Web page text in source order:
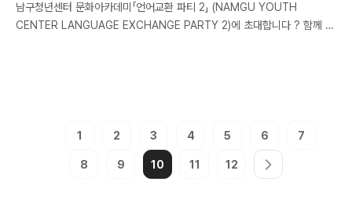
남구청년센터 문화아카데미「언어교환 파티 2」 (NAMGU YOUTH
CENTER LANGUAGE EXCHANGE PARTY 2)에 초대합니다 ? 함께 노
지하고 싶으신 분 ▪️친목을 쌓고 싶으신 분 특별한 룰이 없는 친목 도모 파티
?대구시 남구 봉덕남로 99, 1F ?일시 : 24. 10. 20. (일) 13:00 ~ ?대
1 2 3 4 5 6 7
8 9 10 11 12